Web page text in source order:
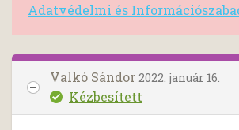
Adatvédelmi és
Valkó Sándor 2022. január 16.
Kézbesített